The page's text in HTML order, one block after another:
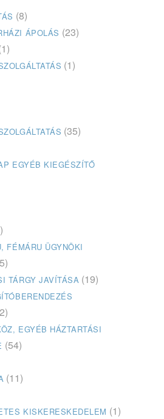
(8)
ÁPOLÁS (23)
(1)
(35)
EGYÉB KIEGÉSZÍTŐ
FÉMÁRU ÜGYNÖKI
TÁRGY JAVÍTÁSA (19)
EGYÉB HÁZTARTÁSI
(54)
(11)
KISKERESKEDELEM (1)